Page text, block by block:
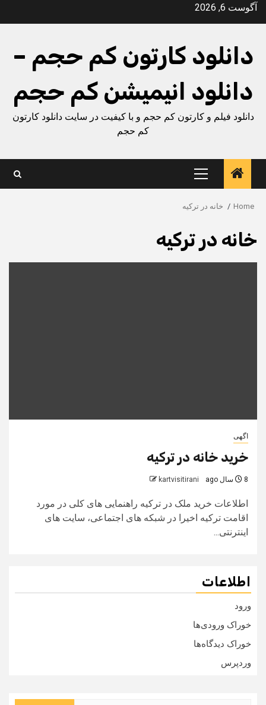
Skipآگوست 6, 2026
دانلود کارتون کم حجم –
دانلود انیمیشن کم حجم
دانلود فیلم و کارتون کم حجم و با کیفیت در سایت دانلود کارتون
کم حجم
Primary
Menu
Home خانه در ترکیه
خانه در ترکیه
اگهی
خرید خانه در ترکیه
8 سال ago kartvisitirani
اطلاعات خرید ملک در ترکیه راهنمایی های کلی در مورد
اقامت ترکیه اخیرا در شبکه های اجتماعی، سایت های
اینترنتی...
اطلاعات
ورود
خوراک ورودی‌ها
خوراک دیدگاه‌ها
وردپرس